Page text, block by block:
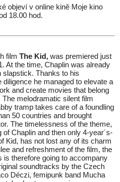
objeví v online kině Moje kino
18.00 hod.
film The Kid, was premiered just
At the time, Chaplin was already
slapstick. Thanks to his
he managed to elevate a
and create movies that belong
The melodramatic silent film
tramp takes care of a foundling
50 countries and brought
The timelessness of the theme,
Chaplin and then only 4-year´s-
Kid, has not lost any of its charm
and refreshment of the film, the
is therefore going to accompany
soundtracks by the Czech
Déczi, femipunk band Mucha